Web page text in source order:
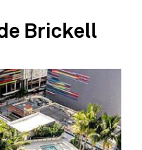
Brickell